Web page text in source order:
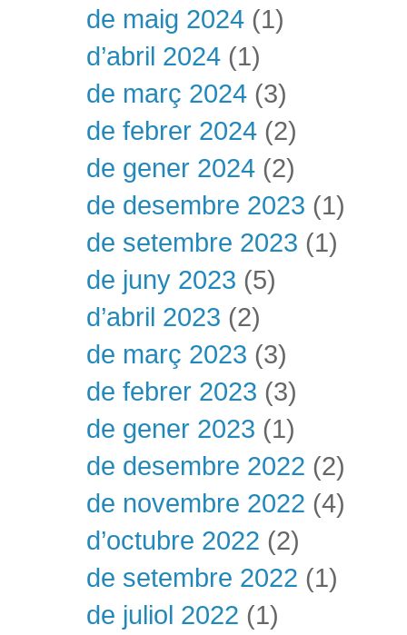
de maig 2024 (1)
d’abril 2024 (1)
de març 2024 (3)
de febrer 2024 (2)
de gener 2024 (2)
de desembre 2023 (1)
de setembre 2023 (1)
de juny 2023 (5)
d’abril 2023 (2)
de març 2023 (3)
de febrer 2023 (3)
de gener 2023 (1)
de desembre 2022 (2)
de novembre 2022 (4)
d’octubre 2022 (2)
de setembre 2022 (1)
de juliol 2022 (1)